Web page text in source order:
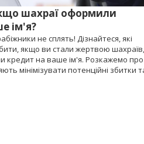
шахраї оформили
ім'я?
не сплять! Дізнайтеся, які
якщо ви стали жертвою шахраїв,
кредит на ваше ім'я. Розкажемо про
мінімізувати потенційні збитки